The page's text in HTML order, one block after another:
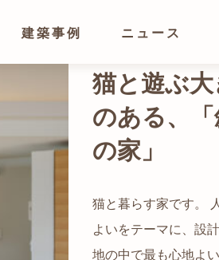
建築事例 ニュース
猫と暮らす家です。
よいをテーマに、設
地の中で最も心地よ
光が溢れ、
都心でありながらも
の緑の借景も取り入